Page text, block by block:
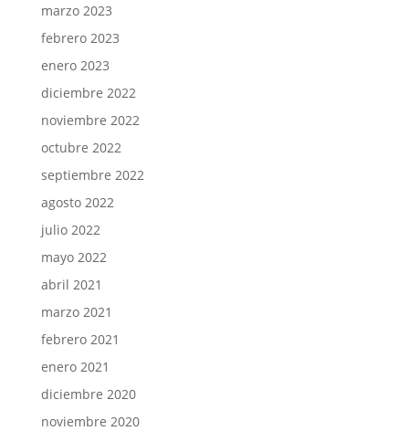
marzo 2023
febrero 2023
enero 2023
diciembre 2022
noviembre 2022
octubre 2022
septiembre 2022
agosto 2022
julio 2022
mayo 2022
abril 2021
marzo 2021
febrero 2021
enero 2021
diciembre 2020
noviembre 2020